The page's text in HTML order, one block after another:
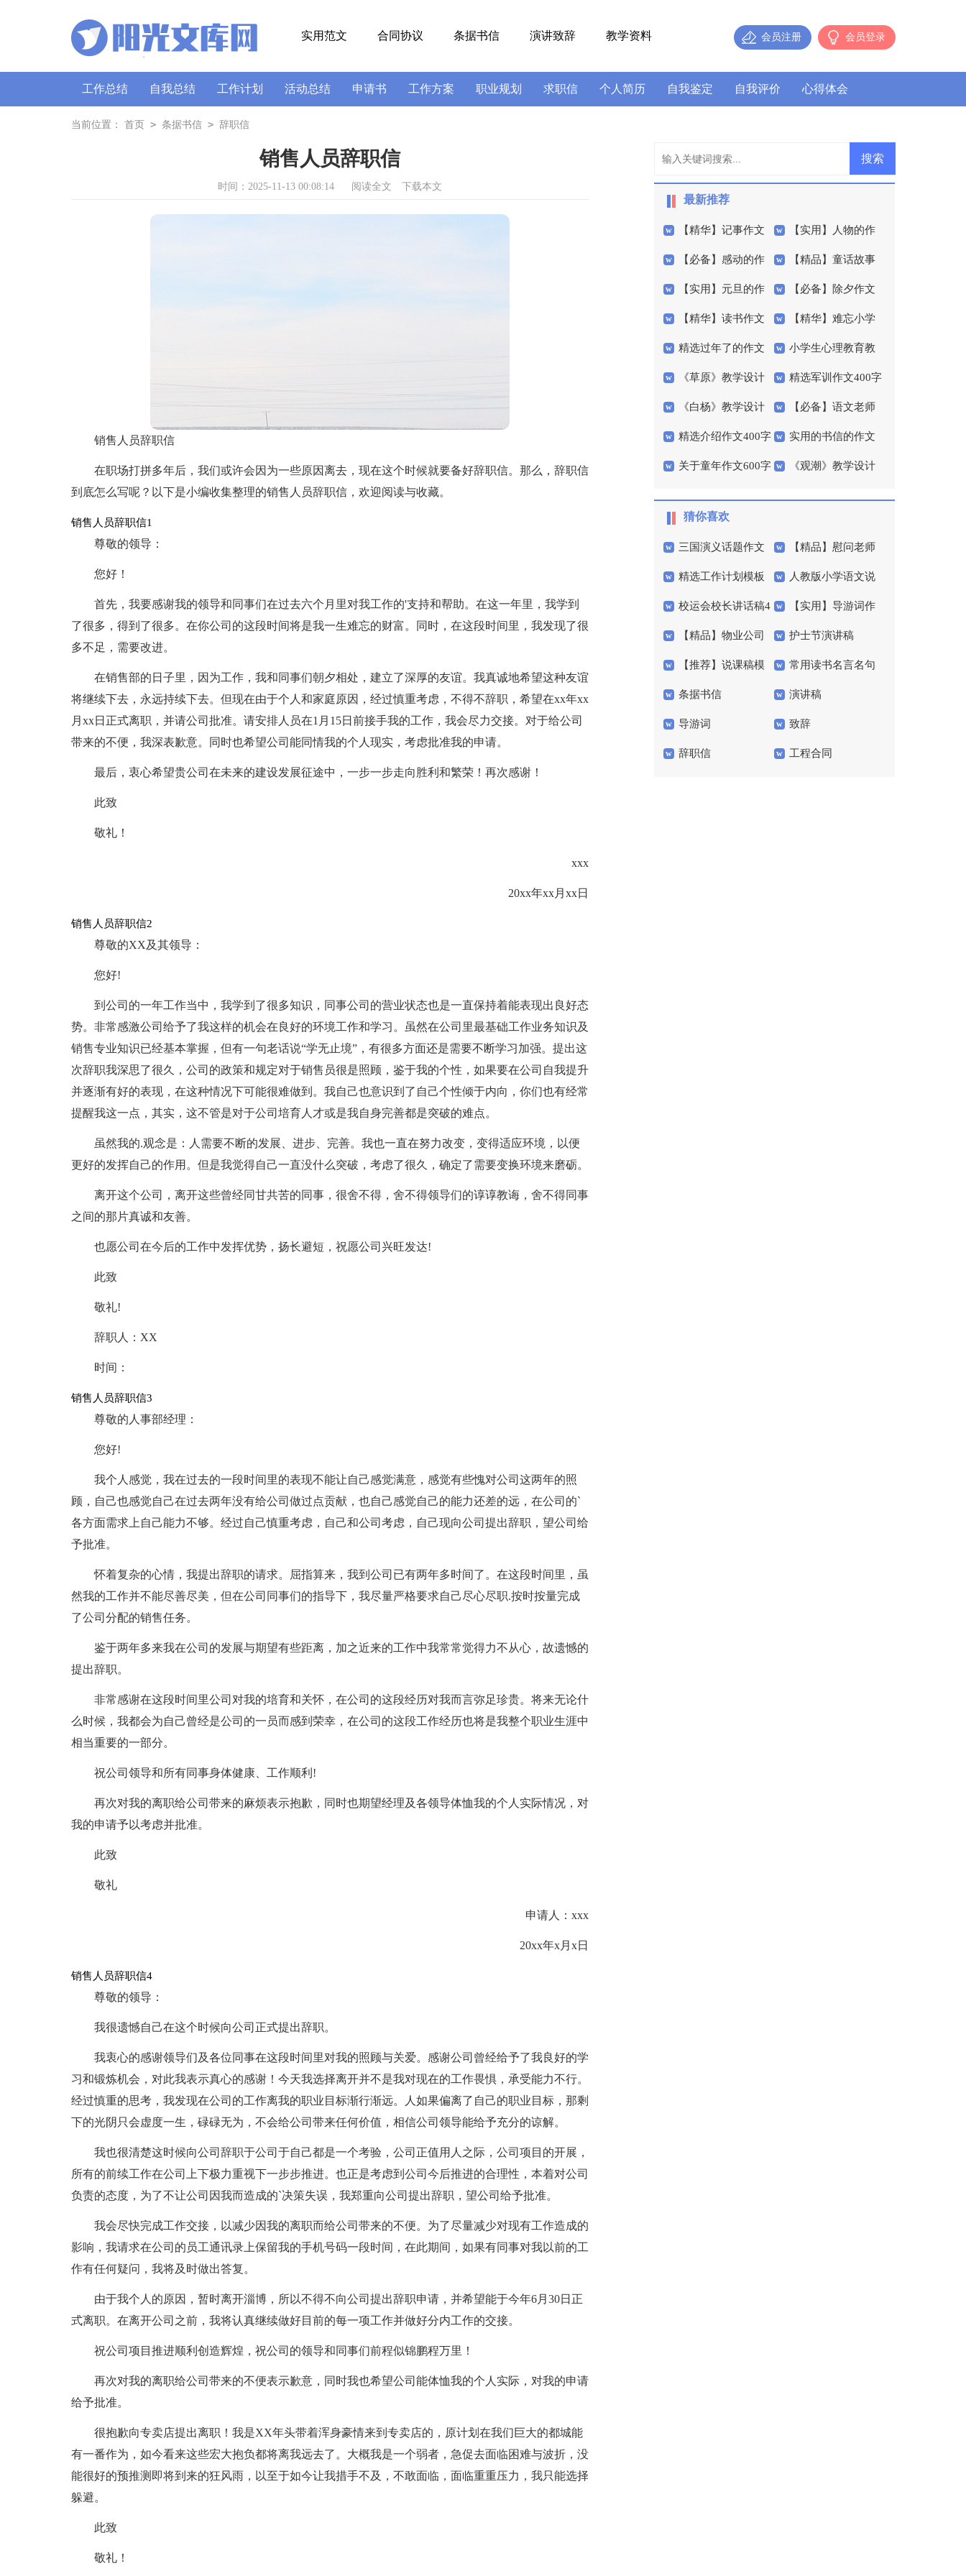
实用范文 合同协议 条据书信 演讲致辞 教学资料 会员登录
会员注册
工作总结 自我总结 工作计划 活动总结 申请书 工作方案 职业规划 求职信 个人简历 自我鉴定 自我评价 心得体会
策划书 讲话稿 广播稿
当前位置： 首页 > 条据书信 > 辞职信
销售人员辞职信
时间：2025-11-13 00:08:14 阅读全文 下载本文
销售人员辞职信
在职场打拼多年后，我们或许会因为一些原因离去，现在这个时候就要备好辞职信。那么，辞职信
到底怎么写呢？以下是小编收集整理的销售人员辞职信，欢迎阅读与收藏。
销售人员辞职信1
尊敬的领导：
您好！
首先，我要感谢我的领导和同事们在过去六个月里对我工作的'支持和帮助。在这一年里，我学到
了很多，得到了很多。在你公司的这段时间将是我一生难忘的财富。同时，在这段时间里，我发现了很
多不足，需要改进。
在销售部的日子里，因为工作，我和同事们朝夕相处，建立了深厚的友谊。我真诚地希望这种友谊
将继续下去，永远持续下去。但现在由于个人和家庭原因，经过慎重考虑，不得不辞职，希望在xx年xx
月xx日正式离职，并请公司批准。请安排人员在1月15日前接手我的工作，我会尽力交接。对于给公司
带来的不便，我深表歉意。同时也希望公司能同情我的个人现实，考虑批准我的申请。
最后，衷心希望贵公司在未来的建设发展征途中，一步一步走向胜利和繁荣！再次感谢！
此致
敬礼！
xxx
20xx年xx月xx日
销售人员辞职信2
尊敬的XX及其领导：
您好!
到公司的一年工作当中，我学到了很多知识，同事公司的营业状态也是一直保持着能表现出良好态
势。非常感激公司给予了我这样的机会在良好的环境工作和学习。虽然在公司里最基础工作业务知识及
销售专业知识已经基本掌握，但有一句老话说“学无止境”，有很多方面还是需要不断学习加强。提出这
次辞职我深思了很久，公司的政策和规定对于销售员很是照顾，鉴于我的个性，如果要在公司自我提升
并逐渐有好的表现，在这种情况下可能很难做到。我自己也意识到了自己个性倾于内向，你们也有经常
提醒我这一点，其实，这不管是对于公司培育人才或是我自身完善都是突破的难点。
虽然我的.观念是：人需要不断的发展、进步、完善。我也一直在努力改变，变得适应环境，以便
更好的发挥自己的作用。但是我觉得自己一直没什么突破，考虑了很久，确定了需要变换环境来磨砺。
离开这个公司，离开这些曾经同甘共苦的同事，很舍不得，舍不得领导们的谆谆教诲，舍不得同事
之间的那片真诚和友善。
也愿公司在今后的工作中发挥优势，扬长避短，祝愿公司兴旺发达!
此致
敬礼!
辞职人：XX
时间：
销售人员辞职信3
尊敬的人事部经理：
您好!
我个人感觉，我在过去的一段时间里的表现不能让自己感觉满意，感觉有些愧对公司这两年的照
顾，自己也感觉自己在过去两年没有给公司做过点贡献，也自己感觉自己的能力还差的远，在公司的`
各方面需求上自己能力不够。经过自己慎重考虑，自己和公司考虑，自己现向公司提出辞职，望公司给
予批准。
怀着复杂的心情，我提出辞职的请求。屈指算来，我到公司已有两年多时间了。在这段时间里，虽
然我的工作并不能尽善尽美，但在公司同事们的指导下，我尽量严格要求自己尽心尽职.按时按量完成
了公司分配的销售任务。
鉴于两年多来我在公司的发展与期望有些距离，加之近来的工作中我常常觉得力不从心，故遗憾的
提出辞职。
非常感谢在这段时间里公司对我的培育和关怀，在公司的这段经历对我而言弥足珍贵。将来无论什
么时候，我都会为自己曾经是公司的一员而感到荣幸，在公司的这段工作经历也将是我整个职业生涯中
相当重要的一部分。
祝公司领导和所有同事身体健康、工作顺利!
再次对我的离职给公司带来的麻烦表示抱歉，同时也期望经理及各领导体恤我的个人实际情况，对
我的申请予以考虑并批准。
此致
敬礼
申请人：xxx
20xx年x月x日
销售人员辞职信4
尊敬的领导：
我很遗憾自己在这个时候向公司正式提出辞职。
我衷心的感谢领导们及各位同事在这段时间里对我的照顾与关爱。感谢公司曾经给予了我良好的学
习和锻炼机会，对此我表示真心的感谢！今天我选择离开并不是我对现在的工作畏惧，承受能力不行。
经过慎重的思考，我发现在公司的工作离我的职业目标渐行渐远。人如果偏离了自己的职业目标，那剩
下的光阴只会虚度一生，碌碌无为，不会给公司带来任何价值，相信公司领导能给予充分的谅解。
我也很清楚这时候向公司辞职于公司于自己都是一个考验，公司正值用人之际，公司项目的开展，
所有的前续工作在公司上下极力重视下一步步推进。也正是考虑到公司今后推进的合理性，本着对公司
负责的态度，为了不让公司因我而造成的`决策失误，我郑重向公司提出辞职，望公司给予批准。
我会尽快完成工作交接，以减少因我的离职而给公司带来的不便。为了尽量减少对现有工作造成的
影响，我请求在公司的员工通讯录上保留我的手机号码一段时间，在此期间，如果有同事对我以前的工
作有任何疑问，我将及时做出答复。
由于我个人的原因，暂时离开淄博，所以不得不向公司提出辞职申请，并希望能于今年6月30日正
式离职。在离开公司之前，我将认真继续做好目前的每一项工作并做好分内工作的交接。
祝公司项目推进顺利创造辉煌，祝公司的领导和同事们前程似锦鹏程万里！
再次对我的离职给公司带来的不便表示歉意，同时我也希望公司能体恤我的个人实际，对我的申请
给予批准。
很抱歉向专卖店提出离职！我是XX年头带着浑身豪情来到专卖店的，原计划在我们巨大的都城能
有一番作为，如今看来这些宏大抱负都将离我远去了。大概我是一个弱者，急促去面临困难与波折，没
能很好的预推测即将到来的狂风雨，以至于如今让我措手不及，不敢面临，面临重重压力，我只能选择
躲避。
此致
敬礼！
最新推荐
【精华】记事作文
400字合集8篇
【实用】人物的作
文600字3篇
【必备】感动的作
文300字4篇
【精品】童话故事
的作文300字汇总五篇
【实用】元旦的作
文300字3篇
【必备】除夕作文
300字锦集六篇
【精华】读书作文
300字锦集7篇
【精华】难忘小学
作文400字三篇
精选过年了的作文
300字三篇
小学生心理教育教
学设计
《草原》教学设计 精选军训作文400字
集锦六篇
《白杨》教学设计 【必备】语文老师
作文300字3篇
精选介绍作文400字
4篇
实用的书信的作文
300字汇编八篇
关于童年作文600字 《观潮》教学设计
猜你喜欢
三国演义话题作文 【精品】慰问老师
慰问信三篇
精选工作计划模板
汇总7篇
人教版小学语文说
课稿范文锦集8篇
校运会校长讲话稿4
篇
【实用】导游词作
文300字锦集6篇
【精品】物业公司
工作总结模板七篇
护士节演讲稿
【推荐】说课稿模
板7篇
常用读书名言名句
40句
条据书信 演讲稿
导游词 致辞
辞职信 工程合同